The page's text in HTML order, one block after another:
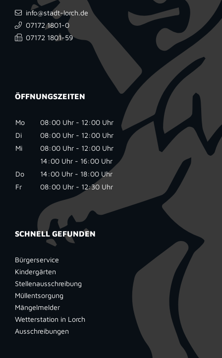
info@stadt-lorch.de
07172 1801-0
07172 1801-59
ÖFFNUNGSZEITEN
Mo
08:00 Uhr - 12:00 Uhr
Di
08:00 Uhr - 12:00 Uhr
Mi
08:00 Uhr - 12:00 Uhr
14:00 Uhr - 16:00 Uhr
Do
14:00 Uhr - 18:00 Uhr
Fr
08:00 Uhr - 12:30 Uhr
SCHNELL GEFUNDEN
Bürgerservice
Kindergärten
Stellenausschreibung
Müllentsorgung
Mängelmelder
Wetterstation in Lorch
Ausschreibungen